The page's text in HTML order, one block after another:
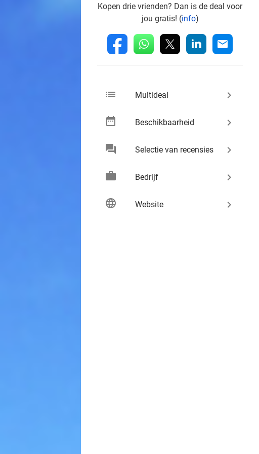
Kopen drie vrienden? Dan is de deal voor
jou gratis! (info)
fb whatsapp linkedin mail
list Multideal keyboard_arrow_right
date_range Beschikbaarheid keyboard_arrow_right
chat Selectie van recensies keyboard_arrow_right
work Bedrijf keyboard_arrow_right
language Website keyboard_arrow_right